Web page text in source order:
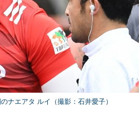
ナエアタ ルイ（撮影：石井愛子）